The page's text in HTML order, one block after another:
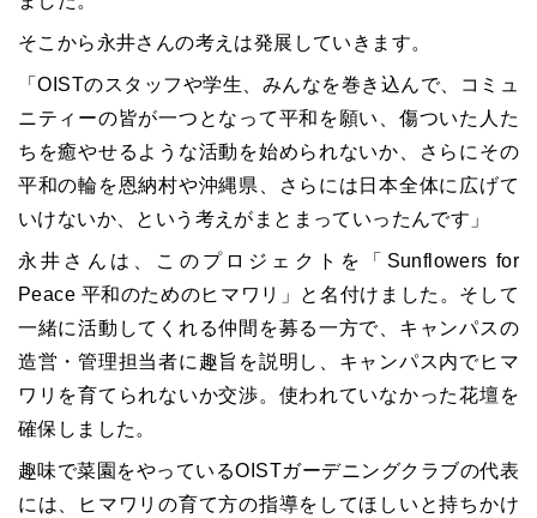
そこから永井さんの考えは発展していきます。
「OISTのスタッフや学生、みんなを巻き込んで、コミュ
ニティーの皆が一つとなって平和を願い、傷ついた人た
ちを癒やせるような活動を始められないか、さらにその
平和の輪を恩納村や沖縄県、さらには日本全体に広げて
いけないか、という考えがまとまっていったんです」
永井さんは、このプロジェクトを「Sunflowers for
Peace 平和のためのヒマワリ」と名付けました。そして
一緒に活動してくれる仲間を募る一方で、キャンパスの
造営・管理担当者に趣旨を説明し、キャンパス内でヒマ
ワリを育てられないか交渉。使われていなかった花壇を
確保しました。
趣味で菜園をやっているOISTガーデニングクラブの代表
には、ヒマワリの育て方の指導をしてほしいと持ちかけ